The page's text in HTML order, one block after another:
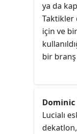
ya da
Taktikler
için ve
bir
Dominic
Lucialı